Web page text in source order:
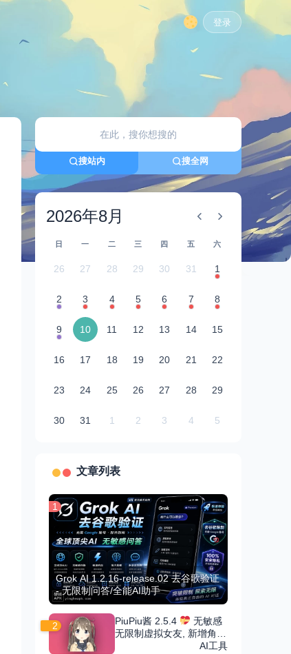
登录
搜站内 搜全网
2026年8月
日 一 二 三 四 五 六
26 27 28 29 30 31 1
2 3 4 5 6 7 8
9 10 11 12 13 14 15
16 17 18 19 20 21 22
23 24 25 26 27 28 29
30 31 1 2 3 4 5
文章列表
1
Grok AI 1.2.16-release.02 去谷歌验证
- 无限制问答/全能AI助手
2 PiuPiu酱 2.5.4
无敏感
无限制虚拟女友, 新增角色
AI工具